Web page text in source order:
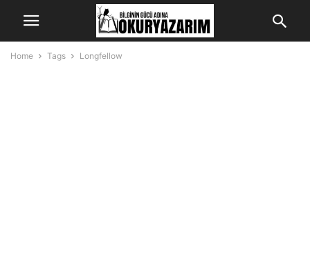
Home Tags Longfellow